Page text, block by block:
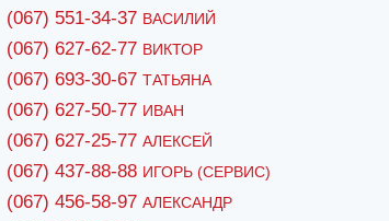
(067) 551-34-37 ВАСИЛИЙ
(067) 627-62-77 ВИКТОР
(067) 693-30-67 ТАТЬЯНА
(067) 627-50-77 ИВАН
(067) 627-25-77 АЛЕКСЕЙ
(067) 437-88-88 ИГОРЬ (СЕРВИС)
(067) 456-58-97 АЛЕКСАНДР